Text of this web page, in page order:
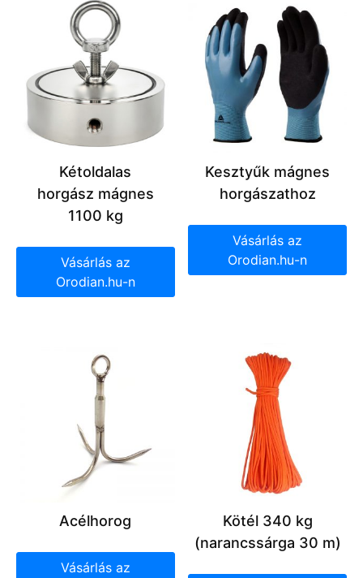
Kétoldalas
horgász mágnes
1100 kg
Vásárlás az
Orodian.hu-n
Kesztyűk mágnes
horgászathoz
Vásárlás az
Orodian.hu-n
Acélhorog
Vásárlás az
Kötél 340 kg
(narancssárga 30 m)